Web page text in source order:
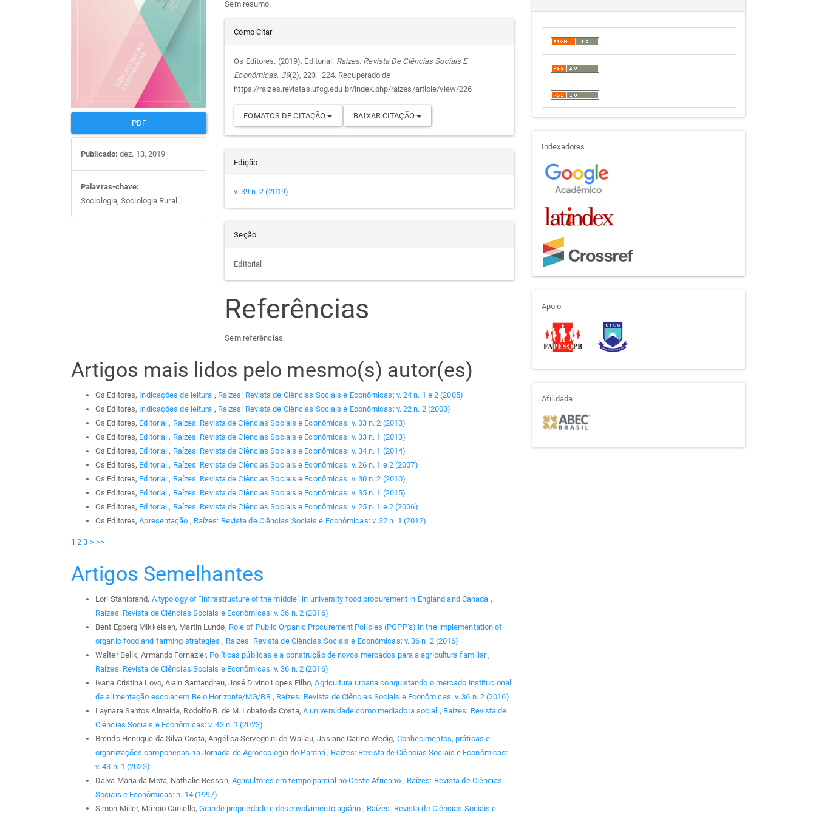
artigos
PDF
Publicado: dez. 13, 2019
Palavras-chave:
Sociologia, Sociologia Rural
principal
Sem resumo.
Detalhes
do
artigo
Como Citar
Os Editores. (2019). Editorial. Raízes: Revista De Ciências Sociais E
Econômicas, 39(2), 223–224. Recuperado de
https://raizes.revistas.ufcg.edu.br/index.php/raizes/article/view/226
FOMATOS DE CITAÇÃO BAIXAR CITAÇÃO
Edição
v. 39 n. 2 (2019)
Seção
Editorial
Referências
Sem referências.
Artigos mais lidos pelo mesmo(s) autor(es)
Os Editores, Indicações de leitura , Raízes: Revista de Ciências Sociais e Econômicas: v. 24 n. 1 e 2 (2005)
Os Editores, Indicações de leitura , Raízes: Revista de Ciências Sociais e Econômicas: v. 22 n. 2 (2003)
Os Editores, Editorial, Raízes: Revista de Ciências Sociais e Econômicas: v. 33 n. 2 (2013)
Os Editores, Editorial, Raízes: Revista de Ciências Sociais e Econômicas: v. 33 n. 1 (2013)
Os Editores, Editorial, Raízes: Revista de Ciências Sociais e Econômicas: v. 34 n. 1 (2014)
Os Editores, Editorial, Raízes: Revista de Ciências Sociais e Econômicas: v. 26 n. 1 e 2 (2007)
Os Editores, Editorial, Raízes: Revista de Ciências Sociais e Econômicas: v. 30 n. 2 (2010)
Os Editores, Editorial, Raízes: Revista de Ciências Sociais e Econômicas: v. 35 n. 1 (2015)
Os Editores, Editorial, Raízes: Revista de Ciências Sociais e Econômicas: v. 25 n. 1 e 2 (2006)
Os Editores,Apresentação , Raízes: Revista de Ciências Sociais e Econômicas: v. 32 n. 1 (2012)
1 2 3 > >>
Artigos Semelhantes
Lori Stahlbrand, A typology of “infrastructure of the middle” in university food procurement in England and Canada ,
Raízes: Revista de Ciências Sociais e Econômicas: v. 36 n. 2 (2016)
Bent Egberg Mikkelsen, Martin Lundø, Role of Public Organic Procurement Policies (POPP’s) in the implementation of
organic food and farming strategies , Raízes: Revista de Ciências Sociais e Econômicas: v. 36 n. 2 (2016)
Walter Belik, Armando Fornazier, Políticas públicas e a construção de novos mercados para a agricultura familiar,
Raízes: Revista de Ciências Sociais e Econômicas: v. 36 n. 2 (2016)
Ivana Cristina Lovo, Alain Santandreu, José Divino Lopes Filho,Agricultura urbana conquistando o mercado institucional
da alimentação escolar em Belo Horizonte/MG/BR , Raízes: Revista de Ciências Sociais e Econômicas: v. 36 n. 2 (2016)
Laynara Santos Almeida, Rodolfo B. de M. Lobato da Costa, A universidade como mediadora social , Raízes: Revista de
Ciências Sociais e Econômicas: v. 43 n. 1 (2023)
Brendo Henrique da Silva Costa, Angélica Servegnini de Wallau, Josiane Carine Wedig, Conhecimentos, práticas e
organizações camponesas na Jornada de Agroecologia do Paraná, Raízes: Revista de Ciências Sociais e Econômicas:
v. 43 n. 1 (2023)
Dalva Maria da Mota, Nathalie Besson, Agricultores em tempo parcial no Oeste Africano , Raízes: Revista de Ciências
Sociais e Econômicas: n. 14 (1997)
Simon Miller, Márcio Caniello,Grande propriedade e desenvolvimento agrário , Raízes: Revista de Ciências Sociais e
indexadores
Indexadores
apoio
Apoio
afiliada
Afilidada